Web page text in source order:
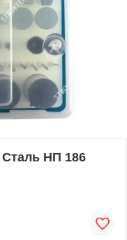
Сталь НП 186